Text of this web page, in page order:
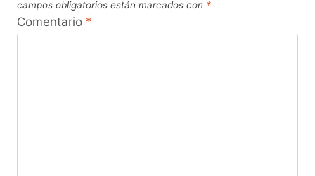
campos obligatorios están marcados con *
Comentario *